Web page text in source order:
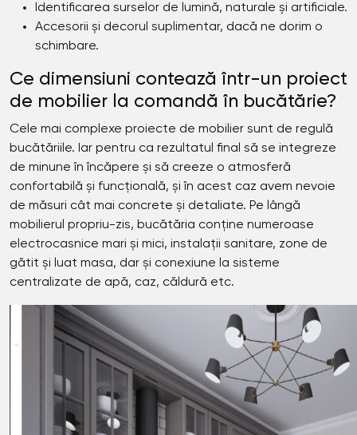
Identificarea surselor de lumină, naturale și artificiale.
Accesorii și decorul suplimentar, dacă ne dorim o
schimbare.
Ce dimensiuni contează într-un proiect
de mobilier la comandă în bucătărie?
Cele mai complexe proiecte de mobilier sunt de regulă
bucătăriile. Iar pentru ca rezultatul final să se integreze
de minune în încăpere și să creeze o atmosferă
confortabilă și funcțională, și în acest caz avem nevoie
de măsuri cât mai concrete și detaliate. Pe lângă
mobilierul propriu-zis, bucătăria conține numeroase
electrocasnice mari și mici, instalații sanitare, zone de
gătit și luat masa, dar și conexiune la sisteme
centralizate de apă, caz, căldură etc.